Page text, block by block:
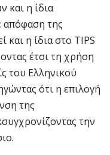
και η ίδια
απόφαση της
και η ίδια στο TIPS
έτσι τη χρήση
του Ελληνικού
ότι η επιλογή
της
την